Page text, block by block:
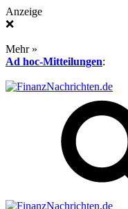
Anzeige
❌
Mehr »
Ad hoc-Mitteilungen: